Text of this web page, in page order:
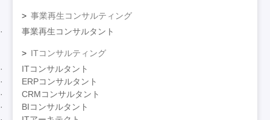
事業再生コンサルティング
事業再生コンサルタント
ITコンサルティング
ITコンサルタント
ERPコンサルタント
CRMコンサルタント
BIコンサルタント